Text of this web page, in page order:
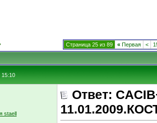
Страница 25 из 89 « Первая <
15:10
Ответ: